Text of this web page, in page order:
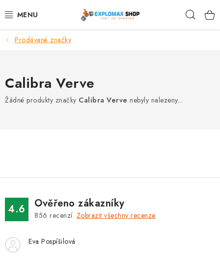
na
%AKCE
ZNAČKY
Kontakty Slovník pojmů
Prodávané značky
Calibra Verve
Žádné produkty značky Calibra Verve nebyly nalezeny...
4.6 Ověřeno zákazníky
856 recenzí. Zobrazit všechny recenze
Eva Pospíšilová